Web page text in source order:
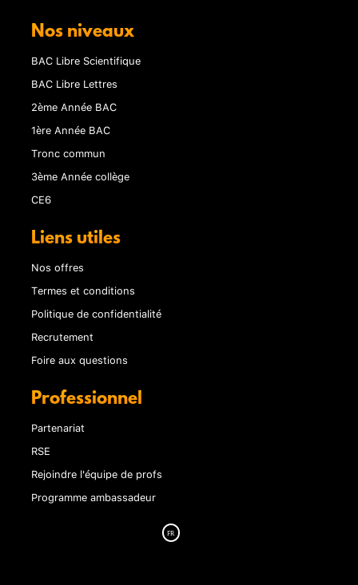
Nos niveaux
BAC Libre Scientifique
BAC Libre Lettres
2ème Année BAC
1ère Année BAC
Tronc commun
3ème Année collège
CE6
Liens utiles
Nos offres
Termes et conditions
Politique de confidentialité
Recrutement
Foire aux questions
Professionnel
Partenariat
RSE
Rejoindre l'équipe de profs
Programme ambassadeur